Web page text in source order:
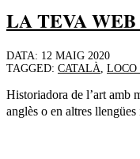
LA TEVA
DATA: 12 MAIG 2020
TAGGED: CATALÀ LOCO
Historiadora de l’art amb
anglès o en altres